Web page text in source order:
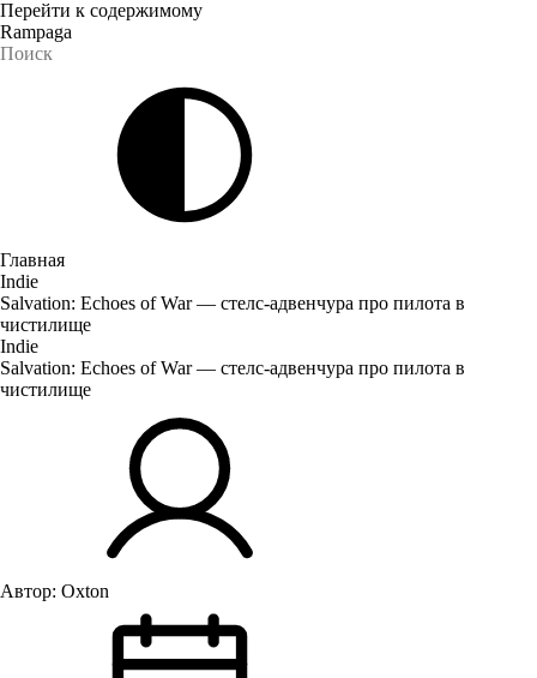
Перейти к содержимому
Rampaga
Главная
Indie
Salvation: Echoes of War — стелс-адвенчура про пилота в
чистилище
Indie
Salvation: Echoes of War — стелс-адвенчура про пилота в
чистилище
Автор: Oxton